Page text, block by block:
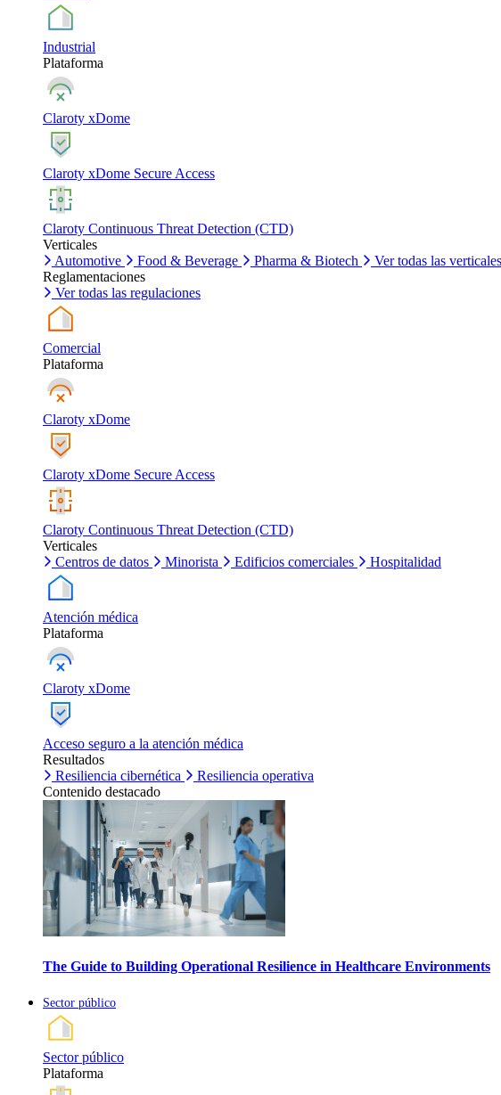
Industrial
Plataforma
Claroty xDome
Claroty xDome Secure Access
Claroty Continuous Threat Detection (CTD)
Verticales
Automotive
Food & Beverage Pharma & Biotech
Ver todas las verticales
Reglamentaciones
Ver todas las regulaciones
Comercial
Plataforma
Claroty xDome
Claroty xDome Secure Access
Claroty Continuous Threat Detection (CTD)
Verticales
Centros de datos
Minorista Edificios comerciales Hospitalidad
Atención médica
Plataforma
Claroty xDome
Acceso seguro a la atención médica
Resultados
Resiliencia cibernética
Resiliencia operativa
Contenido destacado
The Guide to Building Operational Resilience in Healthcare Environments
Sector público
Sector público
Plataforma